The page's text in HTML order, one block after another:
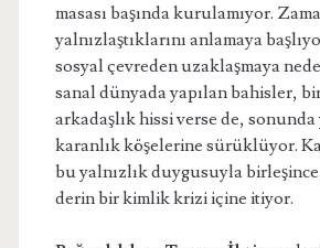
masası başında kurulamıyor.
yalnızlaştıklarını anlamaya
sosyal çevreden uzaklaşmaya
sanal dünyada yapılan bahisler,
arkadaşlık hissi verse de, sonunda
karanlık köşelerine sürüklüyor.
bu yalnızlık duygusuyla
derin bir kimlik krizi içine itiyor.